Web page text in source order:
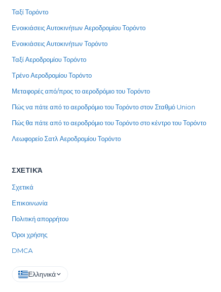
Ταξί Τορόντο
Ενοικιάσεις Αυτοκινήτων Αεροδρομίου Τορόντο
Ενοικιάσεις Αυτοκινήτων Τορόντο
Ταξί Αεροδρομίου Τορόντο
Τρένο Αεροδρομίου Τορόντο
Μεταφορές από/προς το αεροδρόμιο του Τορόντο
Πώς να πάτε από το αεροδρόμιο του Τορόντο στον Σταθμό Union
Πώς θα πάτε από το αεροδρόμιο του Τορόντο στο κέντρο του Τορόντο
Λεωφορείο Σατλ Αεροδρομίου Τορόντο
ΣΧΕΤΙΚΆ
Σχετικά
Επικοινωνία
Πολιτική απορρήτου
Όροι χρήσης
DMCA
Ελληνικά